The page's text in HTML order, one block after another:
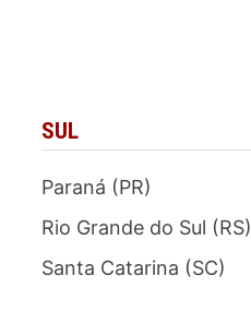
SUL
Paraná (PR)
Rio Grande do Sul (RS)
Santa Catarina (SC)